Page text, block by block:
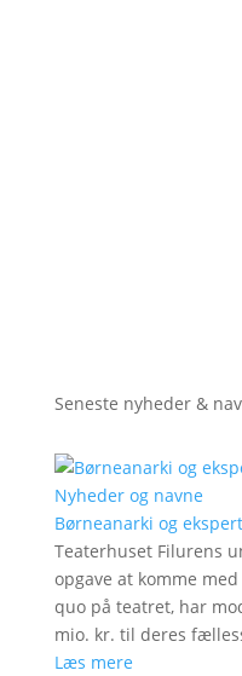
Seneste nyheder &
Nyheder og navne
Børneanarki og
Teaterhuset Filurens
opgave at komme
quo på teatret, har
mio. kr. til deres
Læs mere